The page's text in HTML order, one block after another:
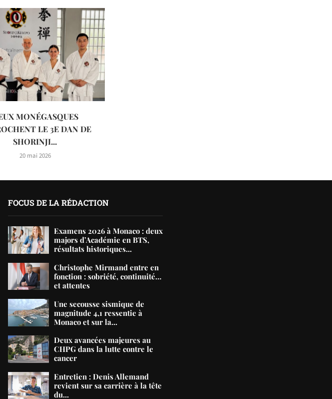
MONÉGASQUES
LE 3E DAN DE
SHORINJI...
20 mai 2026
FOCUS DE LA RÉDACTION
Examens 2026 à Monaco : deux
majors d’Académie en BTS,
résultats historiques...
Christophe Mirmand entre en
fonction : sobriété, continuité…
et attentes
Une secousse sismique de
magnitude 4,1 ressentie à
Monaco et sur la...
Deux avancées majeures au
CHPG dans la lutte contre le
cancer
Entretien : Denis Allemand
revient sur sa carrière à la tête
du...